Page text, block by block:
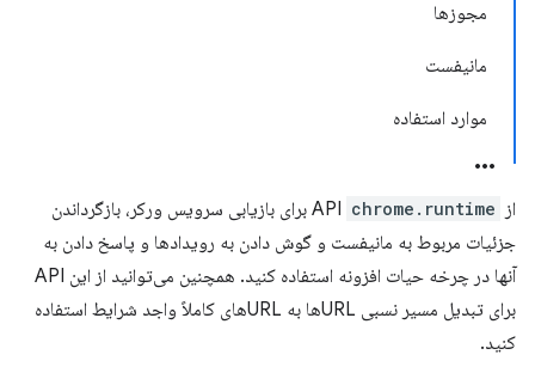
مجوزها
مانیفست
موارد استفاده
از API chrome.runtime
برای بازیابی سرویس ورکر، بازگرداندن
جزئیات مربوط به مانیفست و گوش دادن به رویدادها و پاسخ دادن به
آنها در چرخه حیات افزونه استفاده کنید. همچنین می‌توانید از این API
برای تبدیل مسیر نسبی URLها به URLهای کاملاً واجد شرایط استفاده
کنید.